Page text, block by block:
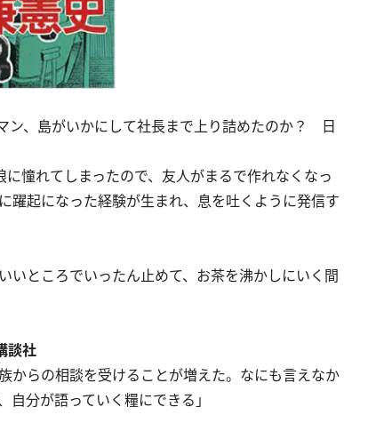
ン、島がいかにして社長まで上り詰めたのか？ 日
憧れてしまったので、友人がまるで作れなくなっ
躍起になった経験が生まれ、息を吐くように発信す
いところでいったん止めて、お茶を沸かしにいく間
談社
からの相談を受けることが増えた。なにも言えなか
分が語っていく糧にできる」